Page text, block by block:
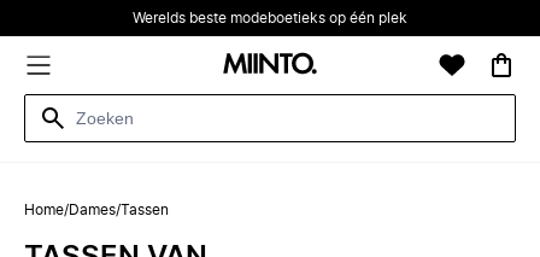
Werelds beste modeboetieks op één plek
Home/Dames/Tassen